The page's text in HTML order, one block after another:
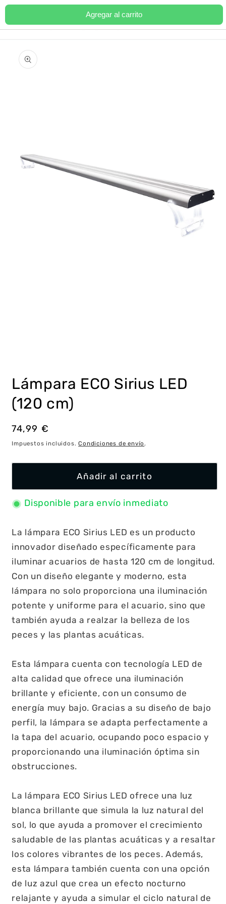
Ir
al contenido
Ir
a la
información
en
una
ventana
modal
Lámpara ECO Sirius LED
(120 cm)
Precio
habitual
74,99 €
Impuestos incluidos.Condiciones de envío.
Añadir al carrito
Disponible para envío inmediato
La lámpara ECO Sirius LED es un producto
innovador diseñado específicamente para
iluminar acuarios de hasta 120 cm de longitud.
Con un diseño elegante y moderno, esta
lámpara no solo proporciona una iluminación
potente y uniforme para el acuario, sino que
también ayuda a realzar la belleza de los
peces y las plantas acuáticas.
Esta lámpara cuenta con tecnología LED de
alta calidad que ofrece una iluminación
brillante y eficiente, con un consumo de
energía muy bajo. Gracias a su diseño de bajo
perfil, la lámpara se adapta perfectamente a
la tapa del acuario, ocupando poco espacio y
proporcionando una iluminación óptima sin
obstrucciones.
La lámpara ECO Sirius LED ofrece una luz
blanca brillante que simula la luz natural del
sol, lo que ayuda a promover el crecimiento
saludable de las plantas acuáticas y a resaltar
los colores vibrantes de los peces. Además,
esta lámpara también cuenta con una opción
de luz azul que crea un efecto nocturno
relajante y ayuda a simular el ciclo natural de
Agregar al carrito